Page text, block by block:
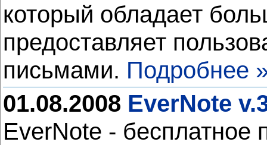
который обладает
предоставляет
письмами. Подробнее
01.08.2008 EverNote
EverNote - бесплатное